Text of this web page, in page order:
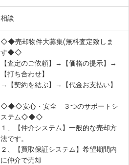
相談
◇◆売却物件大募集(無料査定致しま
す◆◇
【査定のご依頼】→【価格の提示】→
【打ち合わせ】
→【契約を結ぶ】→【代金お支払い】
◇◆◇安心・安全 ３つのサポートシ
ステム◇◆◇
１、【仲介システム】一般的な売却方
法です。
２、【買取保証システム】希望期間内
に仲介で売却